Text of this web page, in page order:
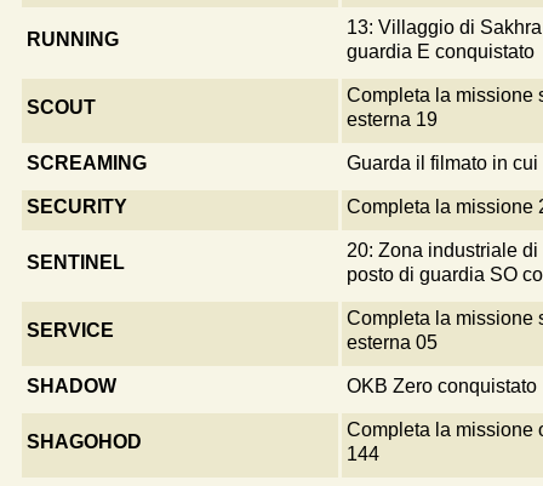
RUNNING
13: Villaggio di
guardia E conquistato
SCOUT
Completa la missione
esterna 19
SCREAMING Guarda il filmato in
SECURITY Completa la missione
SENTINEL
20: Zona industriale
posto di guardia SO
SERVICE
Completa la missione
esterna 05
SHADOW OKB Zero conquistato
SHAGOHOD
Completa la missione
144